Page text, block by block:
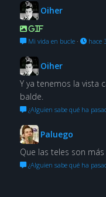
Oiher
GIF
Mi vida en bucle· hace
Oiher
Y ya tenemos la vista
balde.
¿Alguien sabe qué ha
Paluego
Que las teles son
¿Alguien sabe qué ha